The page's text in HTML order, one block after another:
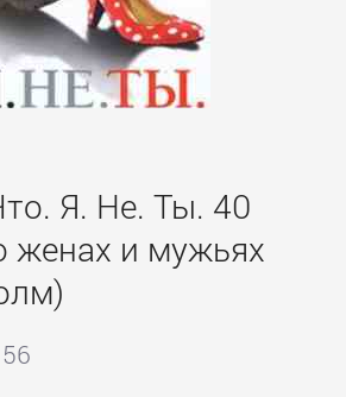
Я. Не. Ты. 40
женах и мужьях